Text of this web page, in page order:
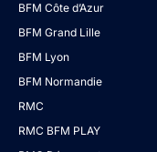
BFM Côte d’Azur
BFM Grand Lille
BFM Lyon
BFM Normandie
RMC
RMC BFM PLAY